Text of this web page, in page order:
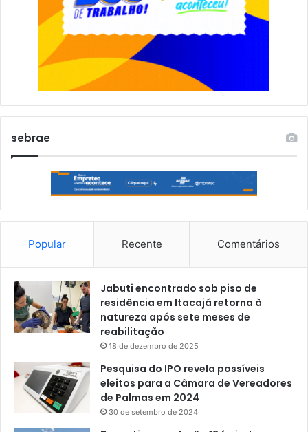
sebrae
Popular Recente Comentários
Jabuti encontrado sob piso de
residência em Itacajá retorna à
natureza após sete meses de
reabilitação
18 de dezembro de 2025
Pesquisa do IPO revela possíveis
eleitos para a Câmara de Vereadores
de Palmas em 2024
30 de setembro de 2024